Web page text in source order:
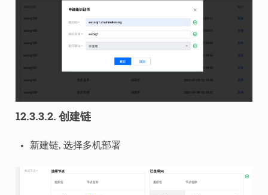
12.3.3.2. 创建链
新建链, 选择多机部署